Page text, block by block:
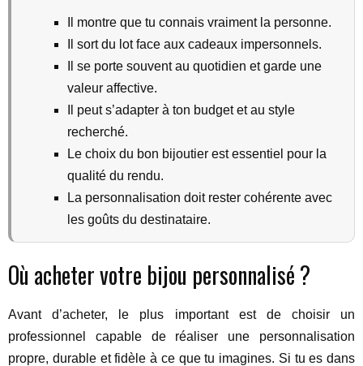
Il montre que tu connais vraiment la personne.
Il sort du lot face aux cadeaux impersonnels.
Il se porte souvent au quotidien et garde une
valeur affective.
Il peut s’adapter à ton budget et au style
recherché.
Le choix du bon bijoutier est essentiel pour la
qualité du rendu.
La personnalisation doit rester cohérente avec
les goûts du destinataire.
Où acheter votre bijou personnalisé ?
Avant d’acheter, le plus important est de choisir un
professionnel capable de réaliser une personnalisation
propre, durable et fidèle à ce que tu imagines. Si tu es dans